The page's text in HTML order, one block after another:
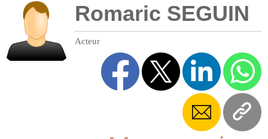
Romaric SEGUIN
Acteur